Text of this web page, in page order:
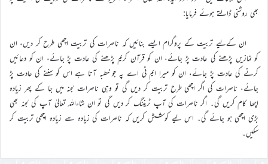
بھی روشنی ڈالتے ہوئے فرمایا:
ان کےلیے تربیت کے پروگرام ایسے بنائیں کہ ناصرات کی تربیت اچھی طرح کر دیں، ان
کو نمازیں پڑھنے کی عادت پڑ جائے، ان کو قرآن کریم پڑھنے کی عادت پڑ جائے، ان کو دعائیں
کرنے کی عادت پڑ جائے، ان کو میرا ایم ٹی اے پہ جو خطبہ آتا ہے اس کو سننے کی عادت پڑ
جائے، ناصرات کی اگر اچھی طرح تربیت کر دیں گی تو وہی ناصرات لجنہ میں جا کے پھر زیادہ
اچھا کام کریں گی۔ اگر ناصرات کی آپ ٹریننگ کر دیں گی تو ان شاءاللہ تعالیٰ آپ کی لجنہ بھی
بڑی اچھی ہو جائے گی۔ اس لیے کوشش کریں کہ ناصرات کی زیادہ سے زیادہ اچھی تربیت کر
سکیں۔